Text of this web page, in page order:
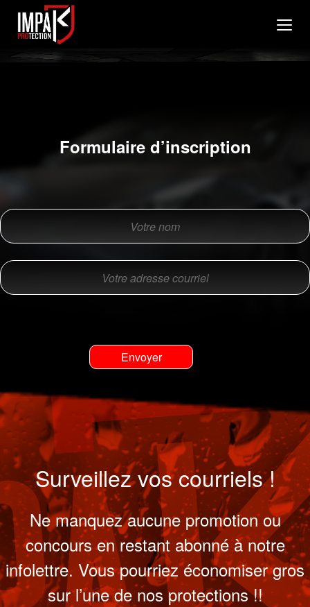
Formulaire d’inscription
Surveillez vos courriels !
Ne manquez aucune promotion ou
concours en restant abonné à notre
infolettre. Vous pourriez économiser gros
sur l’une de nos protections !!